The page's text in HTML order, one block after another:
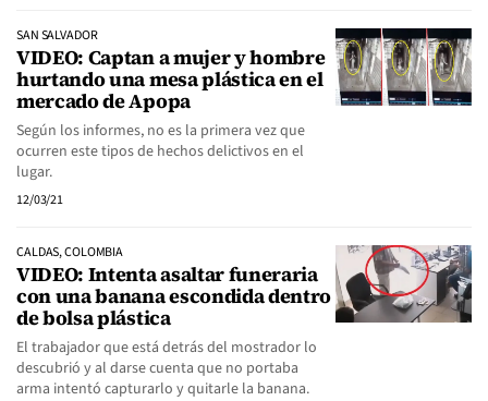
SAN SALVADOR
VIDEO: Captan a mujer y hombre
hurtando una mesa plástica en el
mercado de Apopa
Según los informes, no es la primera vez que
ocurren este tipos de hechos delictivos en el
lugar.
12/03/21
CALDAS, COLOMBIA
VIDEO: Intenta asaltar funeraria
con una banana escondida dentro
de bolsa plástica
El trabajador que está detrás del mostrador lo
descubrió y al darse cuenta que no portaba
arma intentó capturarlo y quitarle la banana.